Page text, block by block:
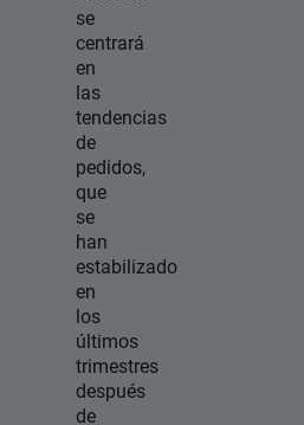
se
centrará
en
las
tendencias
de
pedidos,
que
se
han
estabilizado
en
los
últimos
trimestres
después
de